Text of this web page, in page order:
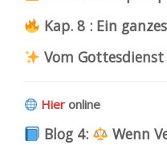
Kap. 8 : Ein
Vom
Hier online
Blog 4:
Wenn